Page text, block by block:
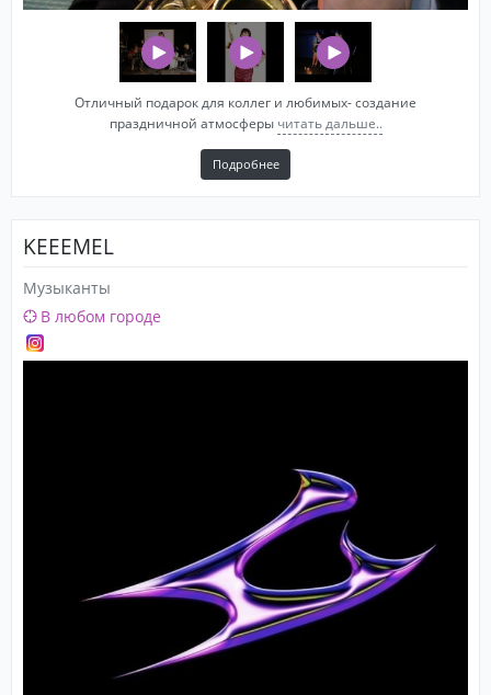
Отличный подарок для коллег и любимых- создание
праздничной атмосферы читать дальше..
Подробнее
KEEEMEL
Музыканты
В любом городе